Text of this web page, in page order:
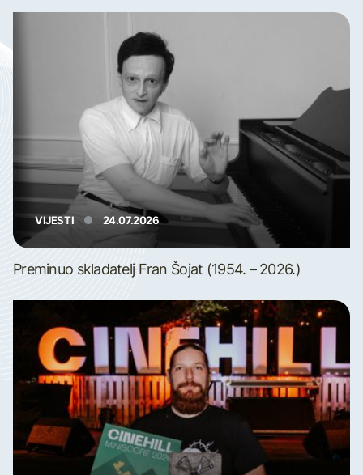
VIJESTI 24.07.2026
Preminuo skladatelj Fran Šojat (1954. – 2026.)